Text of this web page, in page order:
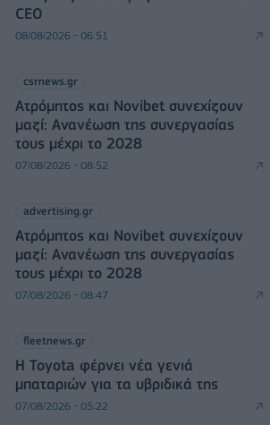
CEO
08/08/2026 - 06:51
csrnews.gr
Ατρόμητος και Novibet συνεχίζουν
μαζί: Ανανέωση της συνεργασίας
τους μέχρι το 2028
07/08/2026 - 08:52
advertising.gr
Ατρόμητος και Novibet συνεχίζουν
μαζί: Ανανέωση της συνεργασίας
τους μέχρι το 2028
07/08/2026 - 08:47
fleetnews.gr
Η Toyota φέρνει νέα γενιά
μπαταριών για τα υβριδικά της
07/08/2026 - 05:22